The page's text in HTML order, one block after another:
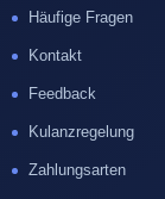
Häufige Fragen
Kontakt
Feedback
Kulanzregelung
Zahlungsarten